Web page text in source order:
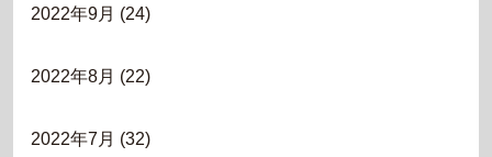
2022年9月 (24)
2022年8月 (22)
2022年7月 (32)